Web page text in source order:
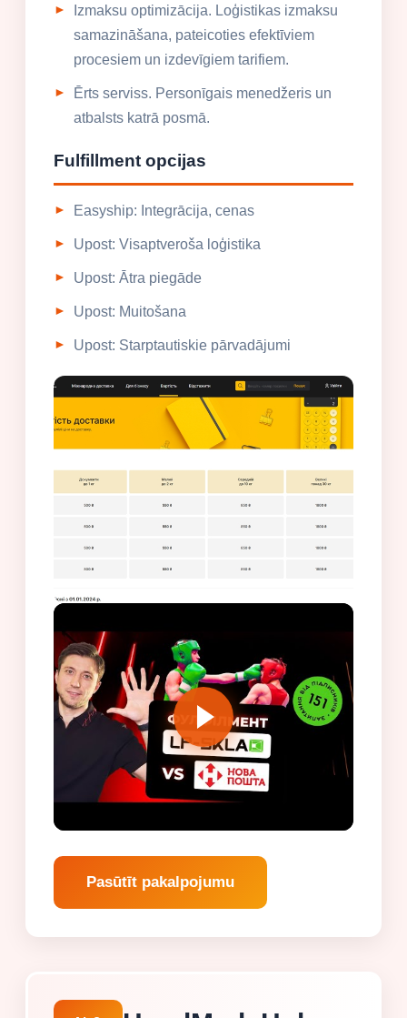
Izmaksu optimizācija. Loģistikas izmaksu
samazināšana, pateicoties efektīviem
procesiem un izdevīgiem tarifiem.
Ērts serviss. Personīgais menedžeris un
atbalsts katrā posmā.
Fulfillment opcijas
Easyship: Integrācija, cenas
Upost: Visaptveroša loģistika
Upost: Ātra piegāde
Upost: Muitošana
Upost: Starptautiskie pārvadājumi
Pasūtīt pakalpojumu